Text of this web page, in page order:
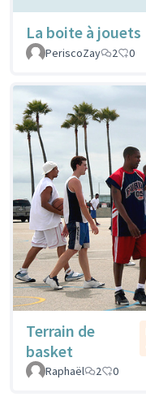
La boite à jouets
PeriscoZay
2 0
Terrain de
basket
Raphaël
2 0